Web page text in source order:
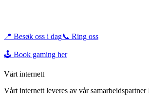
📍 Besøk oss i dag📞 Ring oss
🕹️ Book gaming her
Vårt internett
Vårt internett leveres av vår